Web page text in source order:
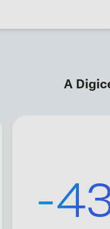
A
-